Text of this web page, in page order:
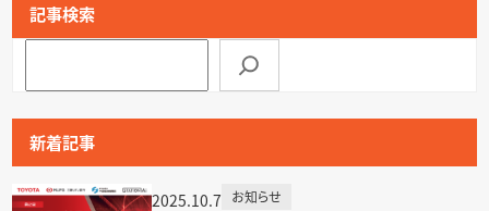
記事検索
索
新着記事
2025.10.7 お知らせ